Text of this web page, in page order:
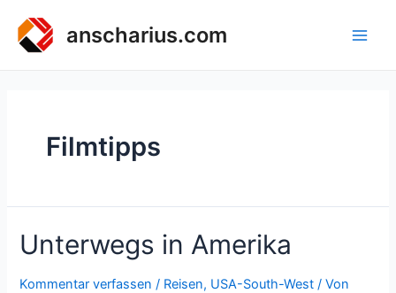
Inhalt
springen
anscharius.com
Filmtipps
Unterwegs in Amerika
Kommentar verfassen / Reisen, USA-South-West / Von